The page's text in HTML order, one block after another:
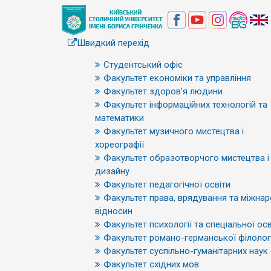
Швидкий перехід
Студентський офіс
Факультет економіки та управління
Факультет здоров’я людини
Факультет інформаційних технологій та
математики
Факультет музичного мистецтва і
хореографії
Факультет образотворчого мистецтва і
дизайну
Факультет педагогічної освіти
Факультет права, врядування та
відносин
Факультет психології та спеціальної
Факультет романо-германської
Факультет суспільно-гуманітарних наук
Факультет східних мов